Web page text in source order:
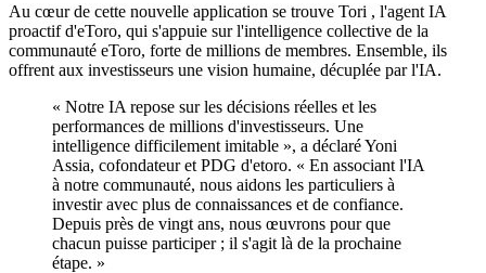
Au cœur de cette nouvelle application se trouve Tori , l'agent IA
proactif d'eToro, qui s'appuie sur l'intelligence collective de la
communauté eToro, forte de millions de membres. Ensemble, ils
offrent aux investisseurs une vision humaine, décuplée par l'IA.
« Notre IA repose sur les décisions réelles et les
performances de millions d'investisseurs. Une
intelligence difficilement imitable », a déclaré Yoni
Assia, cofondateur et PDG d'etoro. « En associant l'IA
à notre communauté, nous aidons les particuliers à
investir avec plus de connaissances et de confiance.
Depuis près de vingt ans, nous œuvrons pour que
chacun puisse participer ; il s'agit là de la prochaine
étape. »